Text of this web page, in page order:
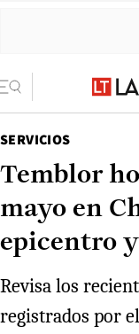
SERVICIOS
Temblor
mayo en
epicentro
Revisa los
registrados por